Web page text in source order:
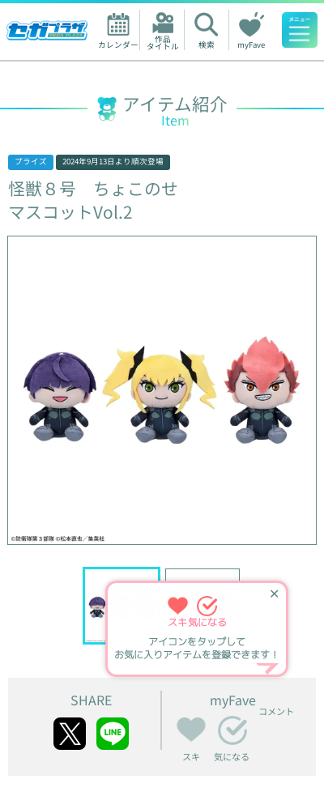
カレンダー 作品
タイトル 検索 myFave
人気ワード
アイテム紹介
Item
プライズ 2024年9月13日 より順次登場
怪獣８号
ちょこのせ
マスコットVol.2
✕
スキ気になる
アイコンをタップして
お気に入りアイテムを登録できます！
SHARE myFave
スキ 気になる
コメント